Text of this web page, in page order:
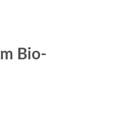
Bio-